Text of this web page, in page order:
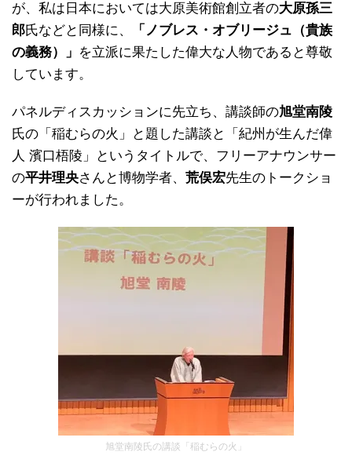
が、私は日本においては大原美術館創立者の大原孫三
郎氏などと同様に、
「ノブレス・オブリージュ（貴族
の義務）」 を立派に果たした偉大な人物であると尊敬
しています。
パネルディスカッションに先立ち、講談師の旭堂南陵
氏の「稲むらの火」と題した講談と「紀州が生んだ偉
人 濱口梧陵」というタイトルで、フリーアナウンサー
の平井理央さんと博物学者、 荒俣宏先生のトークショ
ーが行われました。
旭堂南陵氏の講談「稲むらの火」